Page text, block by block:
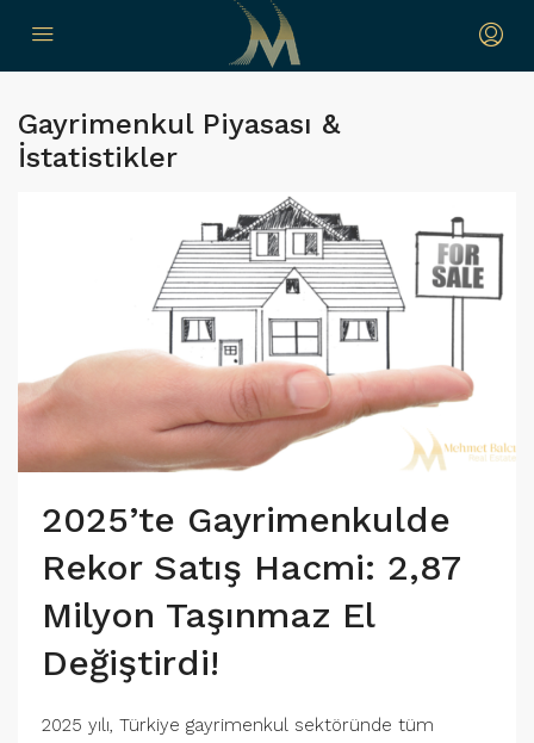
Gayrimenkul Piyasası &
İstatistikler
2025’te Gayrimenkulde
Rekor Satış Hacmi: 2,87
Milyon Taşınmaz El
Değiştirdi!
2025 yılı, Türkiye gayrimenkul sektöründe tüm